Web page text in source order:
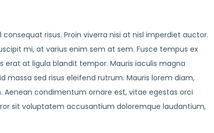
risus. Proin viverra nisi at nisl imperdiet auctor.
mi, at varius enim sem at sem. Fusce tempus ex
erat at ligula blandit tempor. Mauris iaculis magna
massa sed risus eleifend rutrum. Mauris lorem diam,
condimentum ornare est, vitae egestas orci
sit voluptatem accusantium doloremque laudantium,